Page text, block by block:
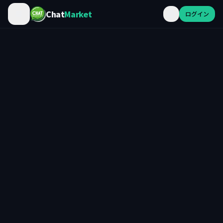
ChatMarket ログイン